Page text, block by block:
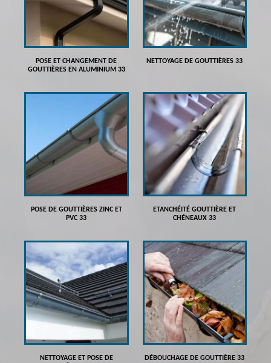
POSE ET CHANGEMENT DE
GOUTTIÈRES EN ALUMINIUM 33
NETTOYAGE DE GOUTTIÈRES 33
POSE DE GOUTTIÈRES ZINC ET
PVC 33
ETANCHÉITÉ GOUTTIÈRE ET
CHÉNEAUX 33
NETTOYAGE ET POSE DE
DÉBOUCHAGE DE GOUTTIÈRE 33